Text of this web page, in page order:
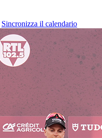
Sincronizza il calendario